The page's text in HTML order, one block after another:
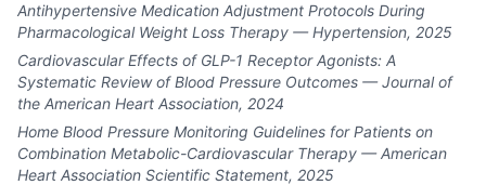
Antihypertensive Medication Adjustment Protocols During
Pharmacological Weight Loss Therapy — Hypertension, 2025
Cardiovascular Effects of GLP-1 Receptor Agonists: A
Systematic Review of Blood Pressure Outcomes — Journal of
the American Heart Association, 2024
Home Blood Pressure Monitoring Guidelines for Patients on
Combination Metabolic-Cardiovascular Therapy — American
Heart Association Scientific Statement, 2025